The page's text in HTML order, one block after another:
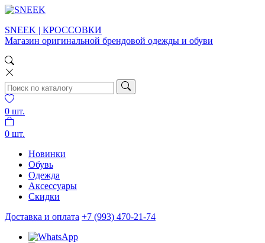
SNEEK | КРОССОВКИ
Магазин оригинальной брендовой одежды и обуви
0 шт.
0 шт.
Новинки
Обувь
Одежда
Аксессуары
Скидки
Доставка и оплата +7 (993) 470-21-74